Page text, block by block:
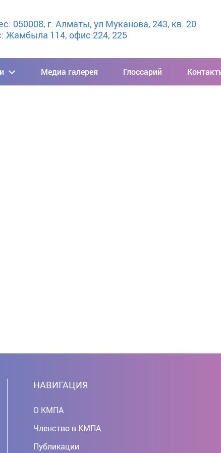
050008, г. Алматы, ул Муканова, 243, кв. 20
Жамбыла 114, офис 224, 225
Медиа галерея Глоссарий
НАВИГАЦИЯ
О КМПА
Членство в КМПА
Публикации